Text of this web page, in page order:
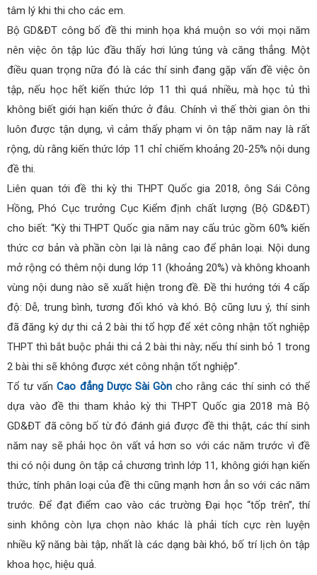
tâm lý khi thi cho các em.
Bộ GD&ĐT công bố đề thi minh họa khá muộn so với mọi năm
nên việc ôn tập lúc đầu thấy hơi lúng túng và căng thẳng. Một
điều quan trọng nữa đó là các thí sinh đang gặp vấn đề việc ôn
tập, nếu học hết kiến thức lớp 11 thì quá nhiều, mà học tủ thì
không biết giới hạn kiến thức ở đâu. Chính vì thế thời gian ôn thi
luôn được tận dụng, vì cảm thấy phạm vi ôn tập năm nay là rất
rộng, dù rằng kiến thức lớp 11 chỉ chiếm khoảng 20-25% nội dung
đề thi.
Liên quan tới đề thi kỳ thi THPT Quốc gia 2018, ông Sái Công
Hồng, Phó Cục trưởng Cục Kiểm định chất lượng (Bộ GD&ĐT)
cho biết: “Kỳ thi THPT Quốc gia năm nay cấu trúc gồm 60% kiến
thức cơ bản và phần còn lại là nâng cao để phân loại. Nội dung
mở rộng có thêm nội dung lớp 11 (khoảng 20%) và không khoanh
vùng nội dung nào sẽ xuất hiện trong đề. Đề thi hướng tới 4 cấp
độ: Dễ, trung bình, tương đối khó và khó. Bộ cũng lưu ý, thí sinh
đã đăng ký dự thi cả 2 bài thi tổ hợp để xét công nhận tốt nghiệp
THPT thì bắt buộc phải thi cả 2 bài thi này; nếu thí sinh bỏ 1 trong
2 bài thi sẽ không được xét công nhận tốt nghiệp”.
Tổ tư vấnCao đẳng Dược Sài Gòn cho rằng các thí sinh có thể
dựa vào đề thi tham khảo kỳ thi THPT Quốc gia 2018 mà Bộ
GD&ĐT đã công bố từ đó đánh giá được đề thi thật, các thí sinh
năm nay sẽ phải học ôn vất vả hơn so với các năm trước vì đề
thi có nội dung ôn tập cả chương trình lớp 11, không giới hạn kiến
thức, tính phân loại của đề thi cũng mạnh hơn ẳn so với các năm
trước. Để đạt điểm cao vào các trường Đại học “tốp trên”, thí
sinh không còn lựa chọn nào khác là phải tích cực rèn luyện
nhiều kỹ năng bài tập, nhất là các dạng bài khó, bố trí lịch ôn tập
khoa học, hiệu quả.